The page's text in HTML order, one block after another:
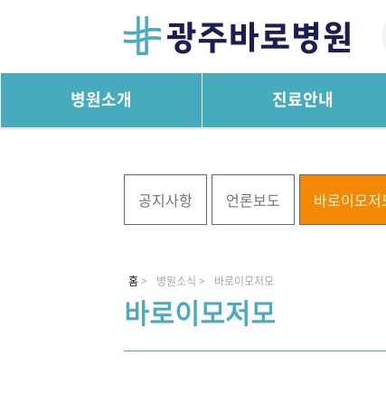
병원소개 진료안내
공지사항 언론보도 바로이모저
홈> 병원소식 > 바로이모저모
바로이모저모